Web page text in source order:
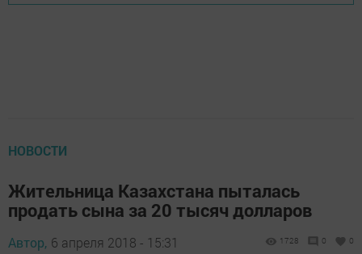
НОВОСТИ
Жительница Казахстана пыталась
продать сына за 20 тысяч долларов
Автор, 6 апреля 2018 - 15:31 1728 0 0